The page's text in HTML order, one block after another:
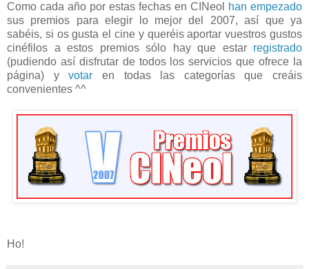
Como cada año por estas fechas en CINeol
han empezado
sus premios para elegir lo mejor del 2007, así que ya
sabéis, si os gusta el cine y queréis aportar vuestros gustos
cinéfilos a estos premios sólo hay que estar registrado
(pudiendo así disfrutar de todos los servicios que ofrece la
página) yvotar en todas las categorías que creáis
convenientes ^^
Ho!